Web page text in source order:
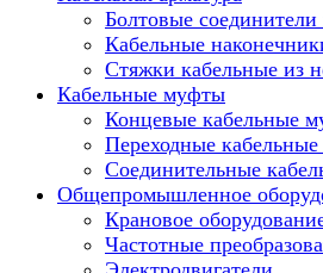
Болтовые
Кабельные
Стяжки кабельные из
Кабельные муфты
Концевые кабельные
Переходные
Соединительные
Общепромышленное
Крановое
Частотные